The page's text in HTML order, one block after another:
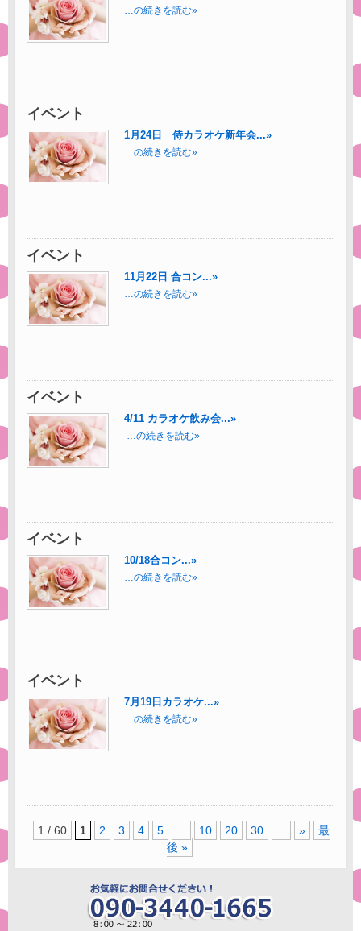
…の続きを読む»
イベント
1月24日 侍カラオケ新年会...»
…の続きを読む»
イベント
11月22日 合コン...»
…の続きを読む»
イベント
4/11 カラオケ飲み会...»
…の続きを読む»
イベント
10/18合コン...»
…の続きを読む»
イベント
7月19日カラオケ...»
…の続きを読む»
1 / 60 1 2 3 4 5 10 20 30 »
最
後 »